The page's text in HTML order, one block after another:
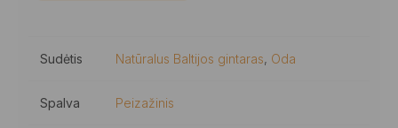
Sudėtis Natūralus Baltijos gintaras, Oda
Spalva Peizažinis